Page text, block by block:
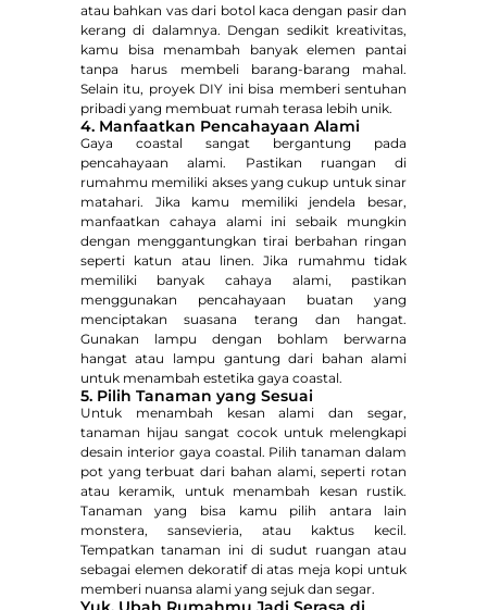
atau bahkan vas dari botol kaca dengan pasir dan
kerang di dalamnya. Dengan sedikit kreativitas,
kamu bisa menambah banyak elemen pantai
tanpa harus membeli barang-barang mahal.
Selain itu, proyek DIY ini bisa memberi sentuhan
pribadi yang membuat rumah terasa lebih unik.
4. Manfaatkan Pencahayaan Alami
Gaya coastal sangat bergantung pada
pencahayaan alami. Pastikan ruangan di
rumahmu memiliki akses yang cukup untuk sinar
matahari. Jika kamu memiliki jendela besar,
manfaatkan cahaya alami ini sebaik mungkin
dengan menggantungkan tirai berbahan ringan
seperti katun atau linen. Jika rumahmu tidak
memiliki banyak cahaya alami, pastikan
menggunakan pencahayaan buatan yang
menciptakan suasana terang dan hangat.
Gunakan lampu dengan bohlam berwarna
hangat atau lampu gantung dari bahan alami
untuk menambah estetika gaya coastal.
5. Pilih Tanaman yang Sesuai
Untuk menambah kesan alami dan segar,
tanaman hijau sangat cocok untuk melengkapi
desain interior gaya coastal. Pilih tanaman dalam
pot yang terbuat dari bahan alami, seperti rotan
atau keramik, untuk menambah kesan rustik.
Tanaman yang bisa kamu pilih antara lain
monstera, sansevieria, atau kaktus kecil.
Tempatkan tanaman ini di sudut ruangan atau
sebagai elemen dekoratif di atas meja kopi untuk
memberi nuansa alami yang sejuk dan segar.